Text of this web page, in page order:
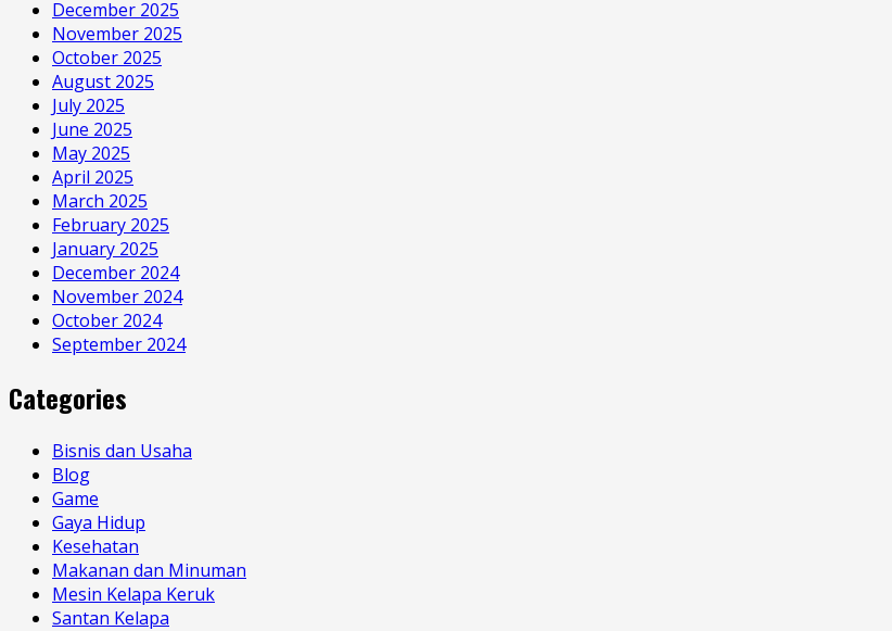
December 2025
November 2025
October 2025
August 2025
July 2025
June 2025
May 2025
April 2025
March 2025
February 2025
January 2025
December 2024
November 2024
October 2024
September 2024
Categories
Bisnis dan Usaha
Blog
Game
Gaya Hidup
Kesehatan
Makanan dan Minuman
Mesin Kelapa Keruk
Santan Kelapa